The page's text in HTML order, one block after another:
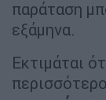
παράταση
εξάμηνα.
Εκτιμάται